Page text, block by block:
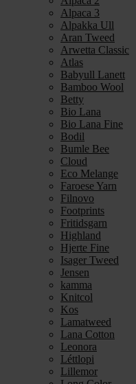
Alpaca 3
Alpakka Ull
Aran Tweed
Arwetta Classic
Atlas
Babyull Lanett
Bamboo Wool
Betty
Bio Lana
Bio Lana Fine
Bodil
Bumle Bee
Cloud
Eco Melange
Faroese Yarn
Filnovo
Footprints
Fritidsgarn
Highland
Hjerte Fine
Isager Tweed
Jensen
kamma
Knitcol
Kos
Lamatweed
Lana Cotton
Leonora
Léttlopi
Lillemor